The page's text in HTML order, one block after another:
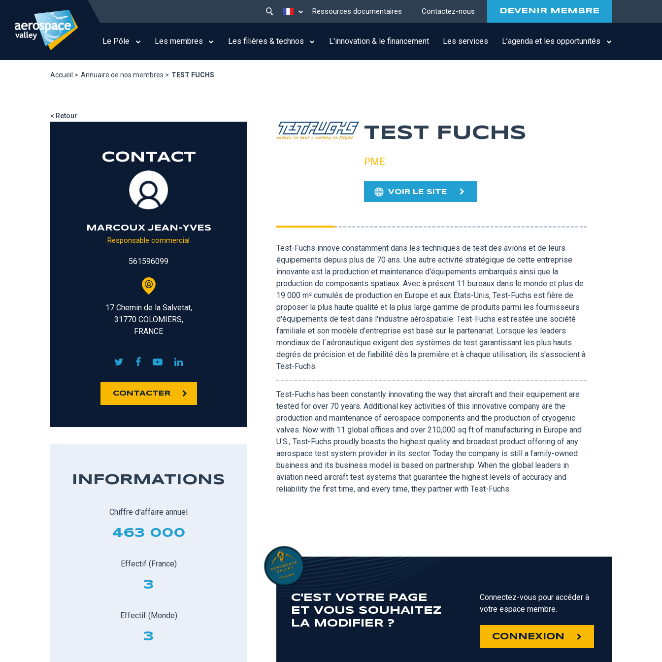
contenu
principal
Lister les actions supplémentaires
menu
top
Ressources documentaires Contactez-nous DEVENIR MEMBRE
navigation
Le Pôle Les membres Les filières & technos L'innovation & le financement Les services L’agenda et les opportunités
Accueil > Annuaire de nos membres > TEST FUCHS
< Retour
CONTACT
MARCOUX JEAN-YVES
Responsable commercial
561596099
17 Chemin de la Salvetat,
31770 COLOMIERS,
FRANCE
CONTACTER
INFORMATIONS
Chiffre d'affaire annuel
463 000
Effectif (France)
3
Effectif (Monde)
3
TEST FUCHS
PME
VOIR LE SITE
Test-Fuchs innove constamment dans les techniques de test des avions et de leurs
équipements depuis plus de 70 ans. Une autre activité stratégique de cette entreprise
innovante est la production et maintenance d'équipements embarqués ainsi que la
production de composants spatiaux. Avec à présent 11 bureaux dans le monde et plus de
19 000 m² cumulés de production en Europe et aux États-Unis, Test-Fuchs est fière de
proposer la plus haute qualité et la plus large gamme de produits parmi les fournisseurs
d'équipements de test dans l'industrie aérospatiale. Test-Fuchs est restée une société
familiale et son modèle d'entreprise est basé sur le partenariat. Lorsque les leaders
mondiaux de l´aéronautique exigent des systèmes de test garantissant les plus hauts
degrés de précision et de fiabilité dès la première et à chaque utilisation, ils s'associent à
Test-Fuchs.
Test-Fuchs has been constantly innovating the way that aircraft and their equipement are
tested for over 70 years. Additional key activities of this innovative company are the
production and maintenance of aerospace components and the production of cryogenic
valves. Now with 11 global offices and over 210,000 sq ft of manufacturing in Europe and
U.S., Test-Fuchs proudly boasts the highest quality and broadest product offering of any
aerospace test system provider in its sector. Today the company is still a family-owned
business and its business model is based on partnership. When the global leaders in
aviation need aircraft test systems that guarantee the highest levels of accuracy and
reliability the first time, and every time, they partner with Test-Fuchs.
C'EST VOTRE PAGE
ET VOUS SOUHAITEZ
LA MODIFIER ?
Connectez-vous pour accéder à
votre espace membre.
CONNEXION